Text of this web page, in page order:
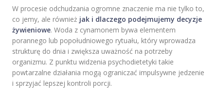
W procesie odchudzania ogromne znaczenie ma nie tylko to,
co jemy, ale również jak i dlaczego podejmujemy decyzje
żywieniowe. Woda z cynamonem bywa elementem
porannego lub popołudniowego rytuału, który wprowadza
strukturę do dnia i zwiększa uważność na potrzeby
organizmu. Z punktu widzenia psychodietetyki takie
powtarzalne działania mogą ograniczać impulsywne jedzenie
i sprzyjać lepszej kontroli porcji.